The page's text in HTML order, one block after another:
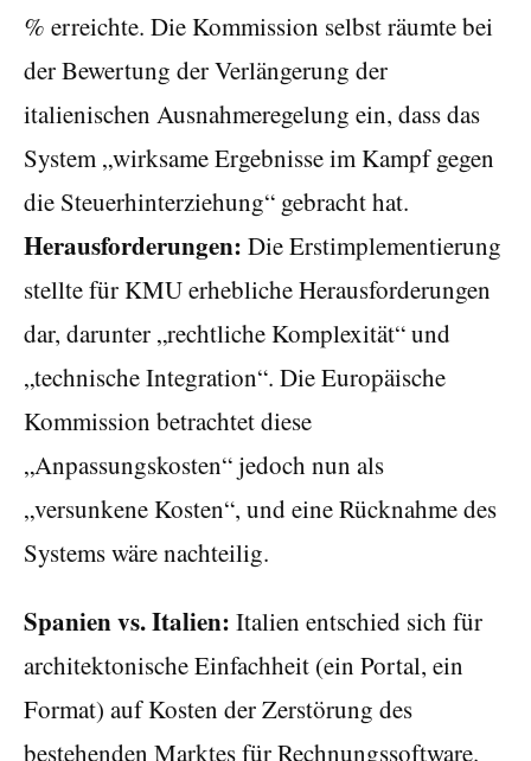
% erreichte. Die Kommission selbst räumte bei
der Bewertung der Verlängerung der
italienischen Ausnahmeregelung ein, dass das
System „wirksame Ergebnisse im Kampf gegen
die Steuerhinterziehung“ gebracht hat.
Herausforderungen: Die Erstimplementierung
stellte für KMU erhebliche Herausforderungen
dar, darunter „rechtliche Komplexität“ und
„technische Integration“. Die Europäische
Kommission betrachtet diese
„Anpassungskosten“ jedoch nun als
„versunkene Kosten“, und eine Rücknahme des
Systems wäre nachteilig.
Spanien vs. Italien: Italien entschied sich für
architektonische Einfachheit (ein Portal, ein
Format) auf Kosten der Zerstörung des
bestehenden Marktes für Rechnungssoftware.